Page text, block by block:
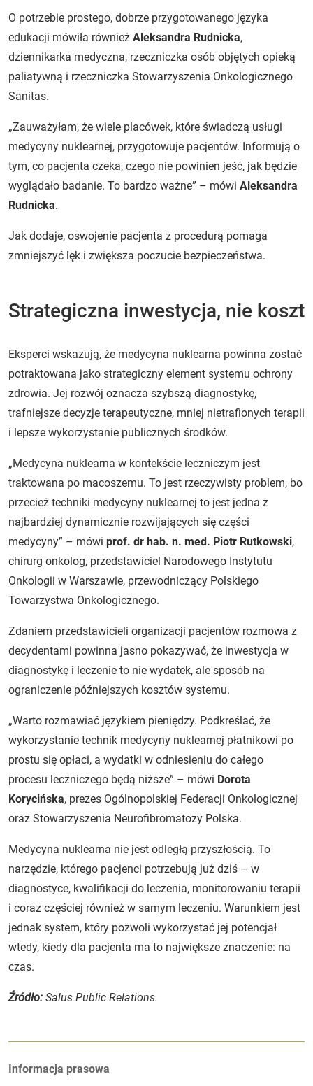
O potrzebie prostego, dobrze przygotowanego języka
edukacji mówiła również Aleksandra Rudnicka,
dziennikarka medyczna, rzeczniczka osób objętych opieką
paliatywną i rzeczniczka Stowarzyszenia Onkologicznego
Sanitas.
„Zauważyłam, że wiele placówek, które świadczą usługi
medycyny nuklearnej, przygotowuje pacjentów. Informują o
tym, co pacjenta czeka, czego nie powinien jeść, jak będzie
wyglądało badanie. To bardzo ważne” – mówi Aleksandra
Rudnicka.
Jak dodaje, oswojenie pacjenta z procedurą pomaga
zmniejszyć lęk i zwiększa poczucie bezpieczeństwa.
Strategiczna inwestycja, nie koszt
Eksperci wskazują, że medycyna nuklearna powinna zostać
potraktowana jako strategiczny element systemu ochrony
zdrowia. Jej rozwój oznacza szybszą diagnostykę,
trafniejsze decyzje terapeutyczne, mniej nietrafionych terapii
i lepsze wykorzystanie publicznych środków.
„Medycyna nuklearna w kontekście leczniczym jest
traktowana po macoszemu. To jest rzeczywisty problem, bo
przecież techniki medycyny nuklearnej to jest jedna z
najbardziej dynamicznie rozwijających się części
medycyny” – mówi prof. dr hab. n. med. Piotr Rutkowski,
chirurg onkolog, przedstawiciel Narodowego Instytutu
Onkologii w Warszawie, przewodniczący Polskiego
Towarzystwa Onkologicznego.
Zdaniem przedstawicieli organizacji pacjentów rozmowa z
decydentami powinna jasno pokazywać, że inwestycja w
diagnostykę i leczenie to nie wydatek, ale sposób na
ograniczenie późniejszych kosztów systemu.
„Warto rozmawiać językiem pieniędzy. Podkreślać, że
wykorzystanie technik medycyny nuklearnej płatnikowi po
prostu się opłaci, a wydatki w odniesieniu do całego
procesu leczniczego będą niższe” – mówi Dorota
Korycińska, prezes Ogólnopolskiej Federacji Onkologicznej
oraz Stowarzyszenia Neurofibromatozy Polska.
Medycyna nuklearna nie jest odległą przyszłością. To
narzędzie, którego pacjenci potrzebują już dziś – w
diagnostyce, kwalifikacji do leczenia, monitorowaniu terapii
i coraz częściej również w samym leczeniu. Warunkiem jest
jednak system, który pozwoli wykorzystać jej potencjał
wtedy, kiedy dla pacjenta ma to największe znaczenie: na
czas.
Źródło: Salus Public Relations.
Autorzy:
Informacja prasowa